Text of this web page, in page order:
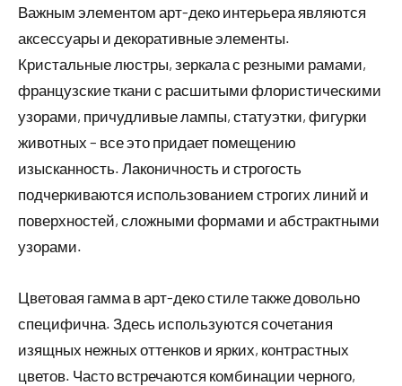
Важным элементом арт-деко интерьера являются
аксессуары и декоративные элементы.
Кристальные люстры, зеркала с резными рамами,
французские ткани с расшитыми флористическими
узорами, причудливые лампы, статуэтки, фигурки
животных – все это придает помещению
изысканность. Лаконичность и строгость
подчеркиваются использованием строгих линий и
поверхностей, сложными формами и абстрактными
узорами.
Цветовая гамма в арт-деко стиле также довольно
специфична. Здесь используются сочетания
изящных нежных оттенков и ярких, контрастных
цветов. Часто встречаются комбинации черного,